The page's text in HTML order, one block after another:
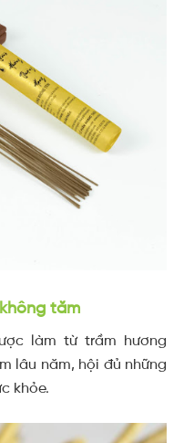
tăm
làm từ trầm hương
lâu năm, hội đủ những
khỏe.